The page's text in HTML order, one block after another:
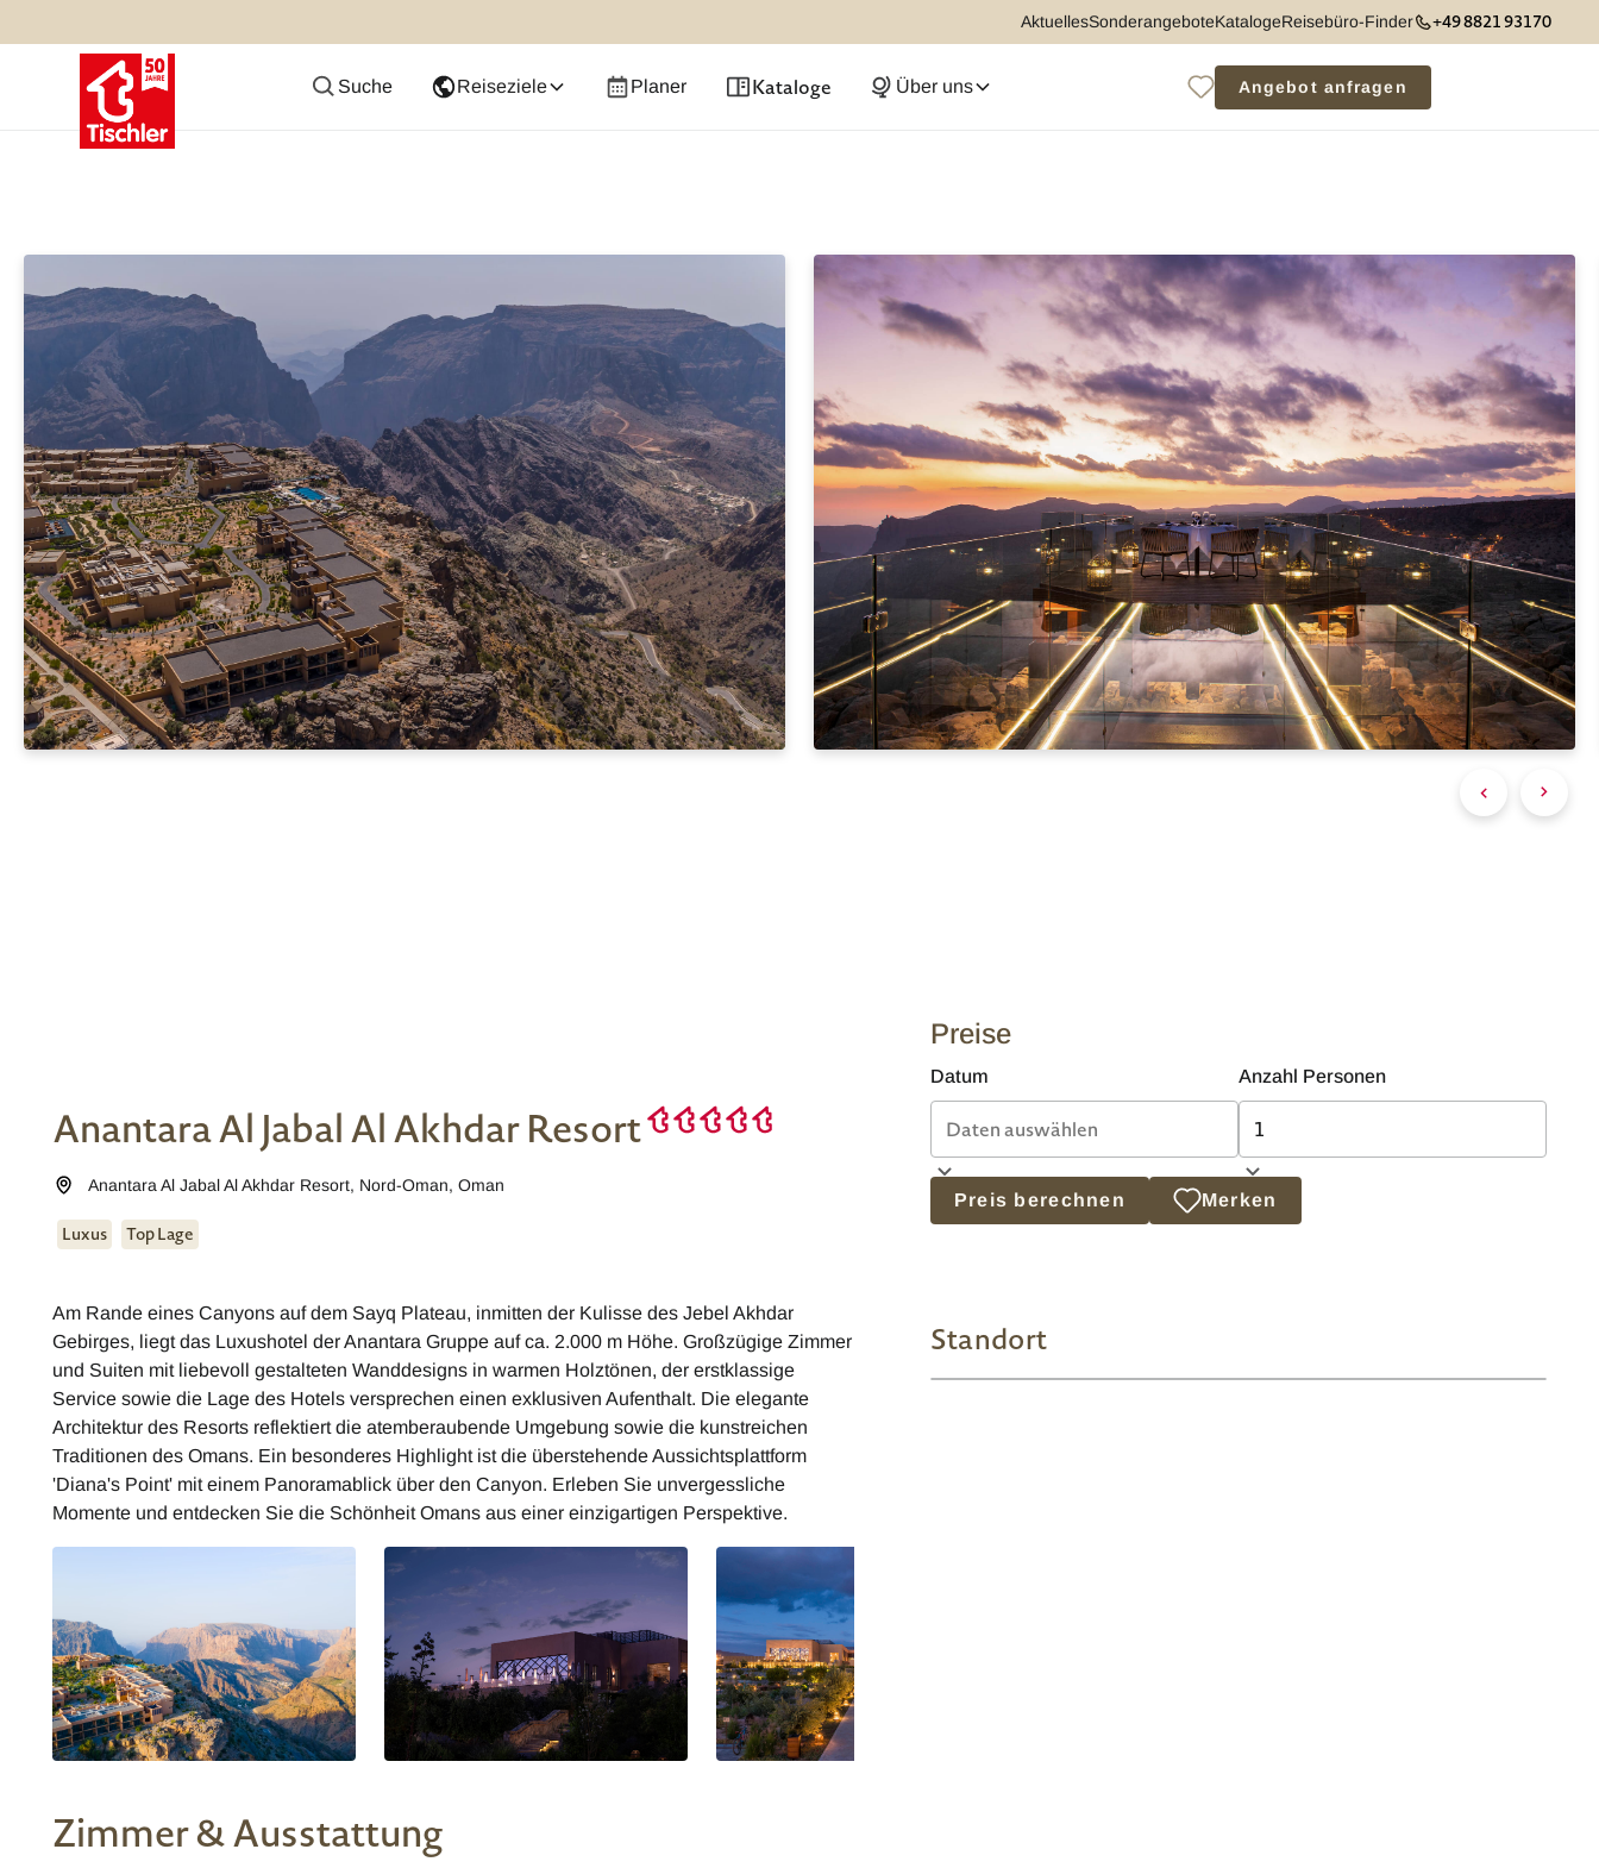
AktuellesSonderangeboteKatalogeReisebüro-Finder +49 8821 93170
Suche Reiseziele Planer Kataloge Über uns Angebot anfragen
Anantara Al Jabal Al Akhdar Resort
Anantara Al Jabal Al Akhdar Resort, Nord-Oman,Oman
Luxus Top Lage
Am Rande eines Canyons auf dem Sayq Plateau, inmitten der Kulisse des Jebel Akhdar
Gebirges, liegt das Luxushotel der Anantara Gruppe auf ca. 2.000 m Höhe. Großzügige Zimmer
und Suiten mit liebevoll gestalteten Wanddesigns in warmen Holztönen, der erstklassige
Service sowie die Lage des Hotels versprechen einen exklusiven Aufenthalt. Die elegante
Architektur des Resorts reflektiert die atemberaubende Umgebung sowie die kunstreichen
Traditionen des Omans. Ein besonderes Highlight ist die überstehende Aussichtsplattform
'Diana's Point' mit einem Panoramablick über den Canyon. Erleben Sie unvergessliche
Momente und entdecken Sie die Schönheit Omans aus einer einzigartigen Perspektive.
Zimmer & Ausstattung
Preise
Datum Anzahl Personen
Preis berechnen Merken
Standort